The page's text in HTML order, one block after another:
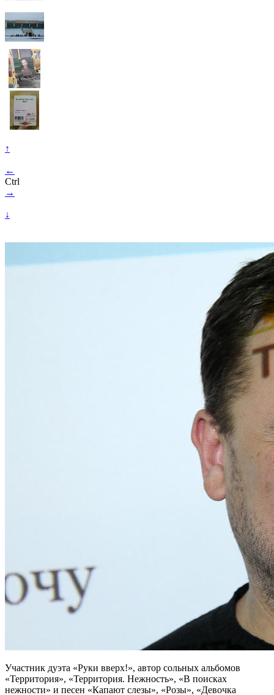
↑
←
Ctrl
→
↓
Участник дуэта «Руки вверх!», автор сольных альбомов
«Территория», «Территория. Нежность», «В поисках
нежности» и песен «Капают слезы», «Розы», «Девочка